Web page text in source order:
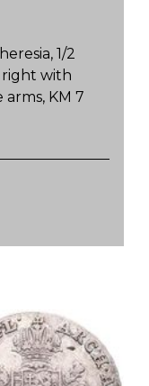
1/2
right with
KM 7